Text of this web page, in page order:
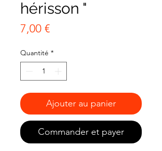
hérisson "
7,00 €
Quantité *
Ajouter au panier
Commander et payer